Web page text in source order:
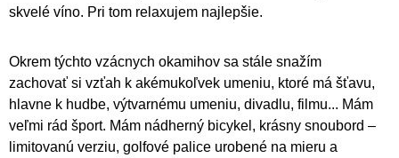
skvelé víno. Pri tom relaxujem najlepšie.
Okrem týchto vzácnych okamihov sa stále snažím
zachovať si vzťah k akémukoľvek umeniu, ktoré má šťavu,
hlavne k hudbe, výtvarnému umeniu, divadlu, filmu... Mám
veľmi rád šport. Mám nádherný bicykel, krásny snoubord –
limitovanú verziu, golfové palice urobené na mieru a